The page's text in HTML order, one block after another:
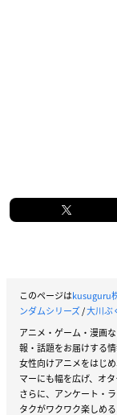
このページはkusuguru
ンダムシリーズ/大川ぶ
アニメ・ゲーム・漫画
報・話題をお届けする
女性向けアニメをはじ
マーにも幅を広げ、オ
さらに、アンケート・
タクがワクワク楽しめ